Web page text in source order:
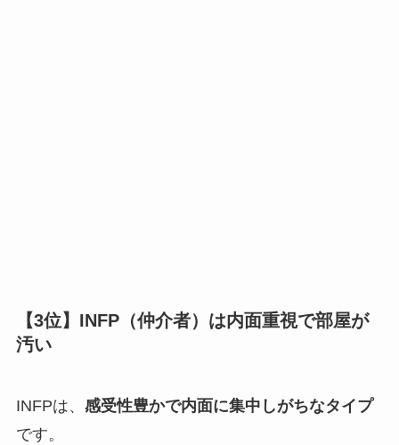
【3位】INFP（仲介者）は内面重視で部屋が
汚い
INFPは、 感受性豊かで内面に集中しがちなタイプ
です。